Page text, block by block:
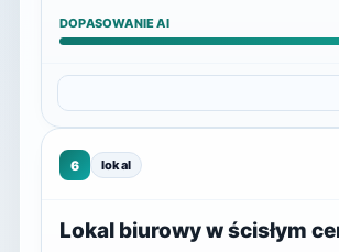
DOPASOWANIE AI
6 lokal
Lokal biurowy w ścisłym